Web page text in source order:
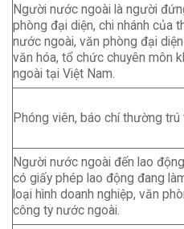
Người nước ngoài là người
phòng đại diện, chi nhánh của
nước ngoài, văn phòng đại
văn hóa, tổ chức chuyên môn
ngoài tại Việt Nam.
Phóng viên, báo chí thường trú
Người nước ngoài đến lao
có giấy phép lao động đang
loại hình doanh nghiệp, văn
công ty nước ngoài.